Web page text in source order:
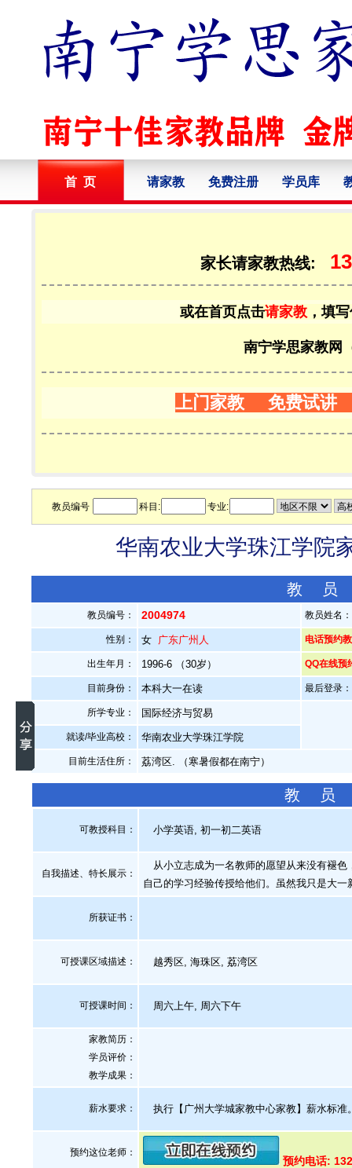
首 页 请家教 免费注册 学员库
家长请家教热线:
或在首页点击请家教 ，填
南宁学思家教网
上门家教 免费试讲
教员编号 科目: 专业:
华南农业大学珠江学院
教
教员编号： 2004974 教员姓名
性别： 女 广东广州人 电话预约
出生年月： 1996-6 （30岁） QQ在线预
目前身份： 本科大一在读 最后登录
所学专业： 国际经济与贸易
就读/毕业高校： 华南农业大学珠江学院
目前生活住所： 荔湾区. （寒暑假都在南宁）
教 员
可教授科目： 小学英语, 初一初二英语
自我描述、特长展示 ：
从小立志成为一名教师的愿望从来没有褪色
自己的学习经验传授给他们。虽然我只是大
所获证书 ：
可授课区域描述： 越秀区, 海珠区, 荔湾区
可授课时间： 周六上午, 周六下午
家教简历：
学员评价：
教学成果：
薪水要求： 执行【广州大学城家教中心家教】薪水标准
预约这位老师：
预约电话: